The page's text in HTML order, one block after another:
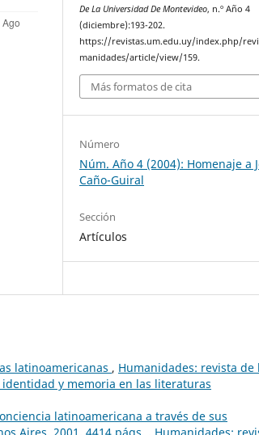
De La Universidad De Montevideo, n.º Año 4
(diciembre):193-202.
https://revistas.um.edu.uy/index.php/
manidades/article/view/159.
Más formatos de cita
Número
Núm. Año 4 (2004): Homenaje a
Caño-Guiral
Sección
Artículos
latinoamericanas , Humanidades: revista de
identidad y memoria en las literaturas
latinoamericana a través de sus